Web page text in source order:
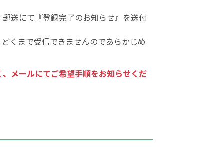
送にて『登録完了のお知らせ』を送付
くまで受信できませんのであらかじめ
メールにてご希望手順をお知らせくだ